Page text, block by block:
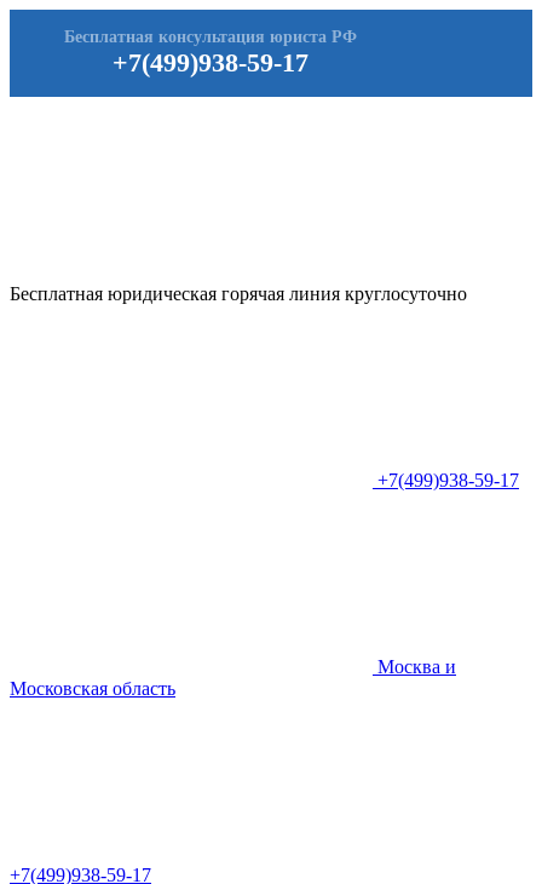
+7(499)938-59-17
Бесплатная консультация юриста РФ
Бесплатная юридическая горячая линия круглосуточно
+7(499)938-59-17
Москва и
Московская область
+7(499)938-59-17